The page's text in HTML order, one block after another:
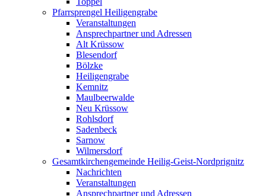
Pfarrsprengel Heiligengrabe
Veranstaltungen
Ansprechpartner und Adressen
Alt Krüssow
Blesendorf
Bölzke
Heiligengrabe
Kemnitz
Maulbeerwalde
Neu Krüssow
Rohlsdorf
Sadenbeck
Sarnow
Wilmersdorf
Gesamtkirchengemeinde Heilig-Geist-Nordprignitz
Nachrichten
Veranstaltungen
Ansprechpartner und Adressen